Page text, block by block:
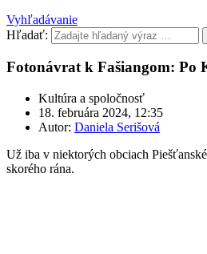
Vyhľadávanie
Hľadať:
Fotonávrat k Fašiangom: Po
Kultúra a spoločnosť
18. februára 2024, 12:35
Autor: Daniela Serišová
Už iba v niektorých obciach
skorého rána.